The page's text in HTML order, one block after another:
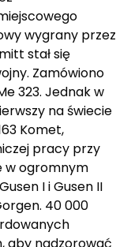
wygrany przez
stał się
Zamówiono
323. Jednak w
na świecie
Komet,
pracy przy
w ogromnym
I i Gusen II
40 000